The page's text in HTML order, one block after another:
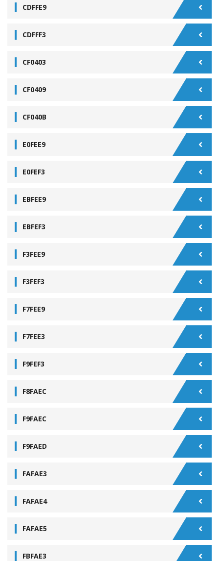
CDFFE9
CDFFF3
CF0403
CF0409
CF040B
E0FEE9
E0FEF3
EBFEE9
EBFEF3
F3FEE9
F3FEF3
F7FEE9
F7FEE3
F9FEF3
F8FAEC
F9FAEC
F9FAED
FAFAE3
FAFAE4
FAFAE5
FBFAE3